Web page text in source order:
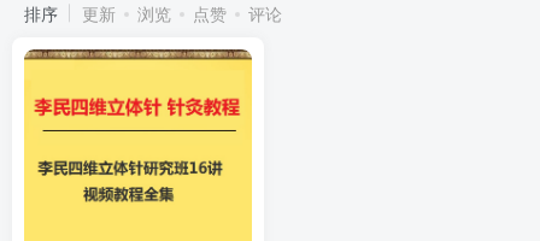
排序 更新 浏览 点赞 评论